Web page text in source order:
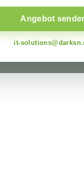
Angebot
it-